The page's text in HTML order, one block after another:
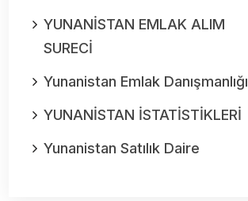
YUNANİSTAN EMLAK ALIM
SURECİ
Yunanistan Emlak Danışmanlığı
YUNANİSTAN İSTATİSTİKLERİ
Yunanistan Satılık Daire